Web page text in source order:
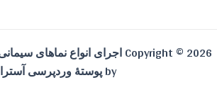
byپوستهٔ وردپرسی آسترا